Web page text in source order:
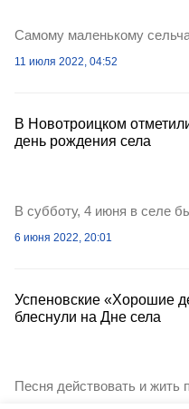
Самому маленькому
11 июля 2022, 04:52
В Новотроицком
день рождения села
В субботу, 4 июня в селе
6 июня 2022, 20:01
Успеновские «Хорошие
блеснули на Дне села
Песня действовать и жить